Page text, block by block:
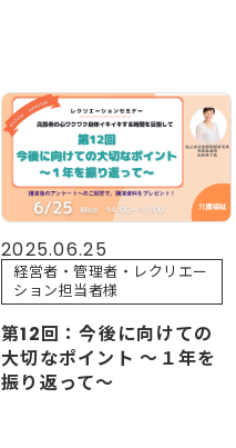
2025.06.25
経営者・管理者・レクリエー
ション担当者様
第12回：今後に向けての
大切なポイント ～１年を
振り返って～